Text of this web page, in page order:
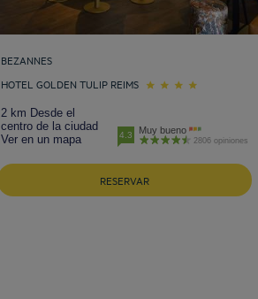
BEZANNES
HOTEL GOLDEN TULIP REIMS
2 km Desde el
centro de la ciudad
Ver en un mapa
4.3 Muy bueno
2806 opiniones
RESERVAR